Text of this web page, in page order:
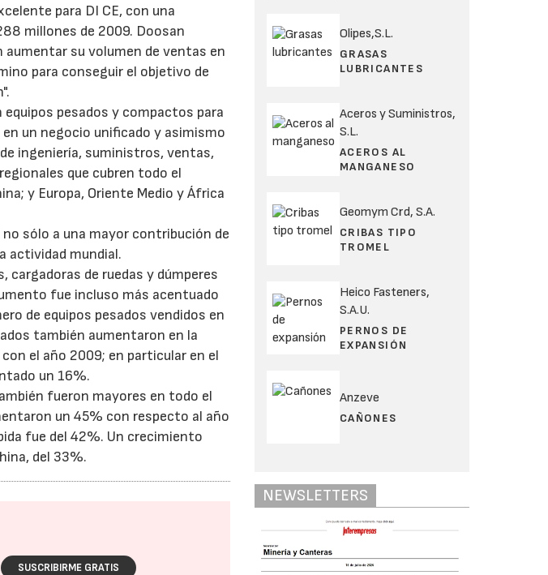
para DI CE, con una
millones de 2009. Doosan
su volumen de ventas en
para conseguir el objetivo de
pesados y compactos para
un negocio unificado y asimismo
ingeniería, suministros, ventas,
que cubren todo el
y Europa, Oriente Medio y África
sólo a una mayor contribución de
actividad mundial.
cargadoras de ruedas y dúmperes
fue incluso más acentuado
de equipos pesados vendidos en
también aumentaron en la
el año 2009; en particular en el
un 16%.
fueron mayores en todo el
un 45% con respecto al año
fue del 42%. Un crecimiento
del 33%.
SUSCRIBIRME GRATIS
Olipes,S.L.
GRASAS
LUBRICANTES
Aceros y Suministros,
S.L.
ACEROS AL
MANGANESO
Geomym Crd, S.A.
CRIBAS TIPO
TROMEL
Heico Fasteners,
S.A.U.
PERNOS DE
EXPANSIÓN
Anzeve
CAÑONES
NEWSLETTERS